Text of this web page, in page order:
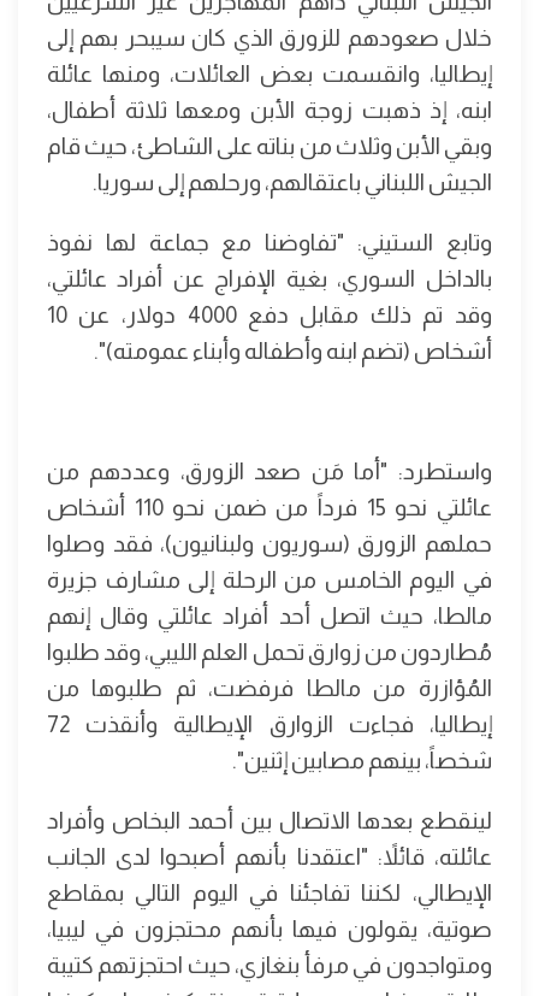
خلال صعودهم للزورق الذي كان سيبحر بهم إلى
إيطاليا، وانقسمت بعض العائلات، ومنها عائلة
ابنه، إذ ذهبت زوجة الأبن ومعها ثلاثة أطفال،
وبقي الأبن وثلاث من بناته على الشاطئ، حيث قام
الجيش اللبناني باعتقالهم، ورحلهم إلى سوريا.
وتابع الستيني: "تفاوضنا مع جماعة لها نفوذ
بالداخل السوري، بغية الإفراج عن أفراد عائلتي،
وقد تم ذلك مقابل دفع 4000 دولار، عن 10
أشخاص (تضم ابنه وأطفاله وأبناء عمومته)".
واستطرد: "أما مَن صعد الزورق، وعددهم من
عائلتي نحو 15 فرداً من ضمن نحو 110 أشخاص
حملهم الزورق (سوريون ولبنانيون)، فقد وصلوا
في اليوم الخامس من الرحلة إلى مشارف جزيرة
مالطا، حيث اتصل أحد أفراد عائلتي وقال إنهم
مُطاردون من زوارق تحمل العلم الليبي، وقد طلبوا
المُؤازرة من مالطا فرفضت، ثم طلبوها من
إيطاليا، فجاءت الزوارق الإيطالية وأنقذت 72
شخصاً، بينهم مصابين إثنين".
لينقطع بعدها الاتصال بين أحمد البخاص وأفراد
عائلته، قائلاً: "اعتقدنا بأنهم أصبحوا لدى الجانب
الإيطالي، لكننا تفاجئنا في اليوم التالي بمقاطع
صوتية، يقولون فيها بأنهم محتجزون في ليبيا،
ومتواجدون في مرفأ بنغازي، حيث احتجزتهم كتيبة